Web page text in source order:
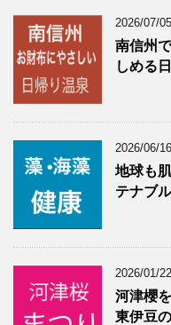
2026/07/05
南信州
しめる
2026/06/16
地球も
テナブ
2026/01/22
河津櫻
東伊豆